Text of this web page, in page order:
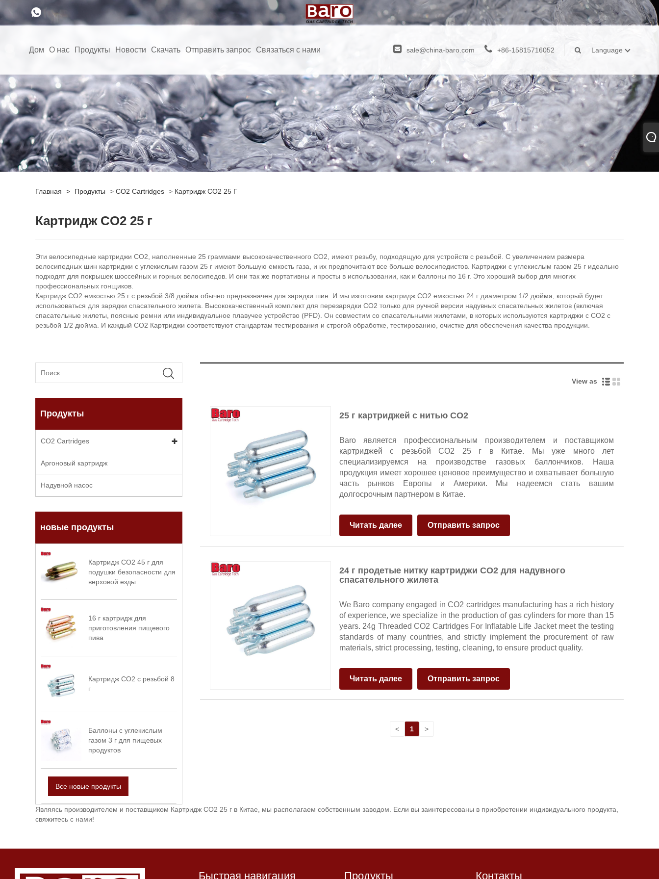
Дом О нас Продукты Новости Скачать Отправить запрос Связаться с нами sale@china-baro.com +86-15815716052 Language
Главная > Продукты > CO2 Cartridges > Картридж CO2 25 Г
Картридж CO2 25 г
Эти велосипедные картриджи CO2, наполненные 25 граммами высококачественного CO2, имеют резьбу, подходящую для устройств с резьбой. С увеличением размера
велосипедных шин картриджи с углекислым газом 25 г имеют большую емкость газа, и их предпочитают все больше велосипедистов. Картриджи с углекислым газом 25 г идеально
подходят для покрышек шоссейных и горных велосипедов. И они так же портативны и просты в использовании, как и баллоны по 16 г. Это хороший выбор для многих
профессиональных гонщиков.
Картридж CO2 емкостью 25 г с резьбой 3/8 дюйма обычно предназначен для зарядки шин. И мы изготовим картридж CO2 емкостью 24 г диаметром 1/2 дюйма, который будет
использоваться для зарядки спасательного жилета. Высококачественный комплект для перезарядки CO2 только для ручной версии надувных спасательных жилетов (включая
спасательные жилеты, поясные ремни или индивидуальное плавучее устройство (PFD). Он совместим со спасательными жилетами, в которых используются картриджи с CO2 с
резьбой 1/2 дюйма. И каждый CO2 Картриджи соответствуют стандартам тестирования и строгой обработке, тестированию, очистке для обеспечения качества продукции.
Продукты
CO2 Cartridges
Аргоновый картридж
Надувной насос
новые продукты
Картридж CO2 45 г для
подушки безопасности для
верховой езды
16 г картридж для
приготовления пищевого
пива
Картридж CO2 с резьбой 8
г
Баллоны с углекислым
газом 3 г для пищевых
продуктов
Все новые продукты
View as
25 г картриджей с нитью CO2
Baro является профессиональным производителем и поставщиком
картриджей с резьбой CO2 25 г в Китае. Мы уже много лет
специализируемся на производстве газовых баллончиков. Наша
продукция имеет хорошее ценовое преимущество и охватывает большую
часть рынков Европы и Америки. Мы надеемся стать вашим
долгосрочным партнером в Китае.
Читать далее Отправить запрос
24 г продетые нитку картриджи СО2 для надувного
спасательного жилета
We Baro company engaged in CO2 cartridges manufacturing has a rich history
of experience, we specialize in the production of gas cylinders for more than 15
years. 24g Threaded CO2 Cartridges For Inflatable Life Jacket meet the testing
standards of many countries, and strictly implement the procurement of raw
materials, strict processing, testing, cleaning, to ensure product quality.
Читать далее Отправить запрос
< 1 >
Являясь производителем и поставщиком Картридж CO2 25 г в Китае, мы располагаем собственным заводом. Если вы заинтересованы в приобретении индивидуального продукта,
свяжитесь с нами!
Быстрая навигация Продукты Контакты